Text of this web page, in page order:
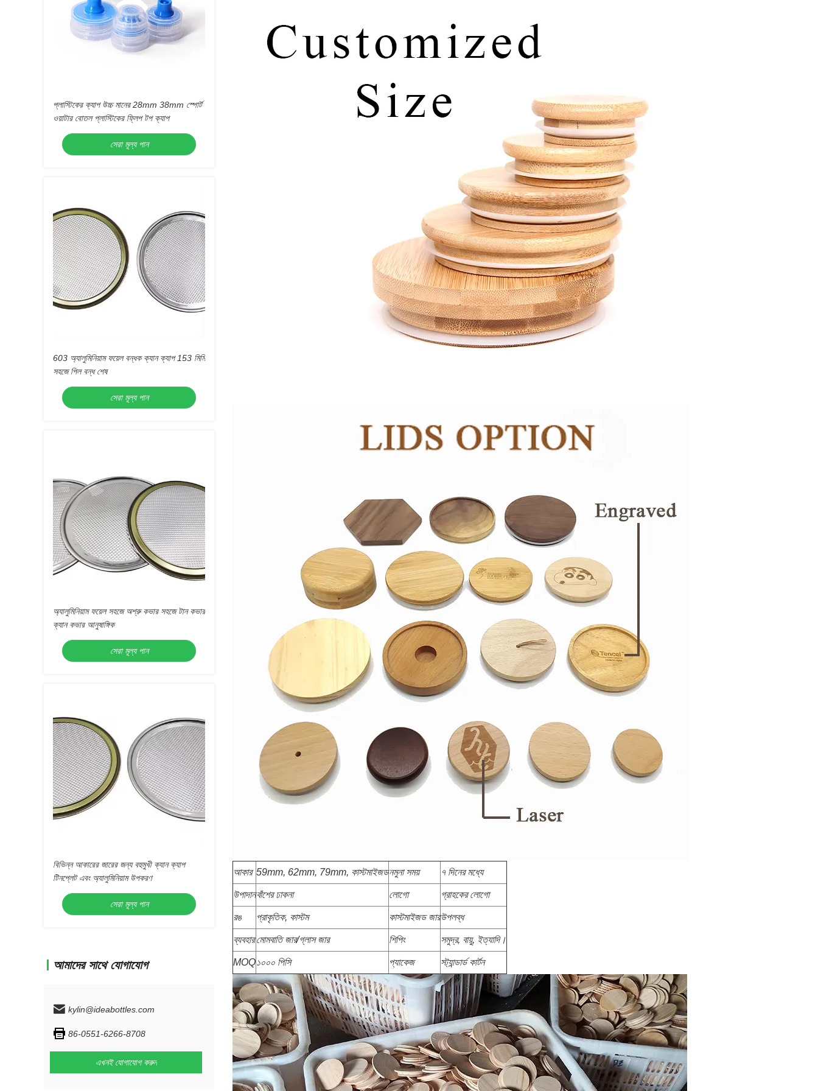
প্লাস্টিকের ক্যাপ উচ্চ মানের 28mm 38mm স্পোর্ট
ওয়াটার বোতল প্লাস্টিকের ফ্লিপ টপ ক্যাপ
সেরা মূল্য পান
603 অ্যালুমিনিয়াম ফয়েল বন্ধক ক্যান ক্যাপ 153 মিমি
সহজে পিল বন্ধ শেষ
সেরা মূল্য পান
অ্যালুমিনিয়াম ফয়েল সহজে অশ্রু কভার সহজে টান কভার
ক্যান কভার আনুষাঙ্গিক
সেরা মূল্য পান
বিভিন্ন আকারের জারের জন্য বহুমুখী ক্যান ক্যাপ
টিনপ্লেট এবং অ্যালুমিনিয়াম উপকরণ
সেরা মূল্য পান
আমাদের সাথে যোগাযোগ
kylin@ideabottles.com
86-0551-6266-8708
এখনই যোগাযোগ করুন
আকার 59mm, 62mm, 79mm, কাস্টমাইজডনমুনা সময় ৭ দিনের মধ্যে
উপাদানবাঁশের ঢাকনা লোগো গ্রাহকের লোগো
রঙ প্রাকৃতিক, কাস্টম কাস্টমাইজড জারউপলব্ধ
ব্যবহার মোমবাতি জার/গ্লাস জার শিপিং সমুদ্র, বায়ু, ইত্যাদি।
MOQ১০০০ পিসি প্যাকেজ স্ট্যান্ডার্ড কার্টন